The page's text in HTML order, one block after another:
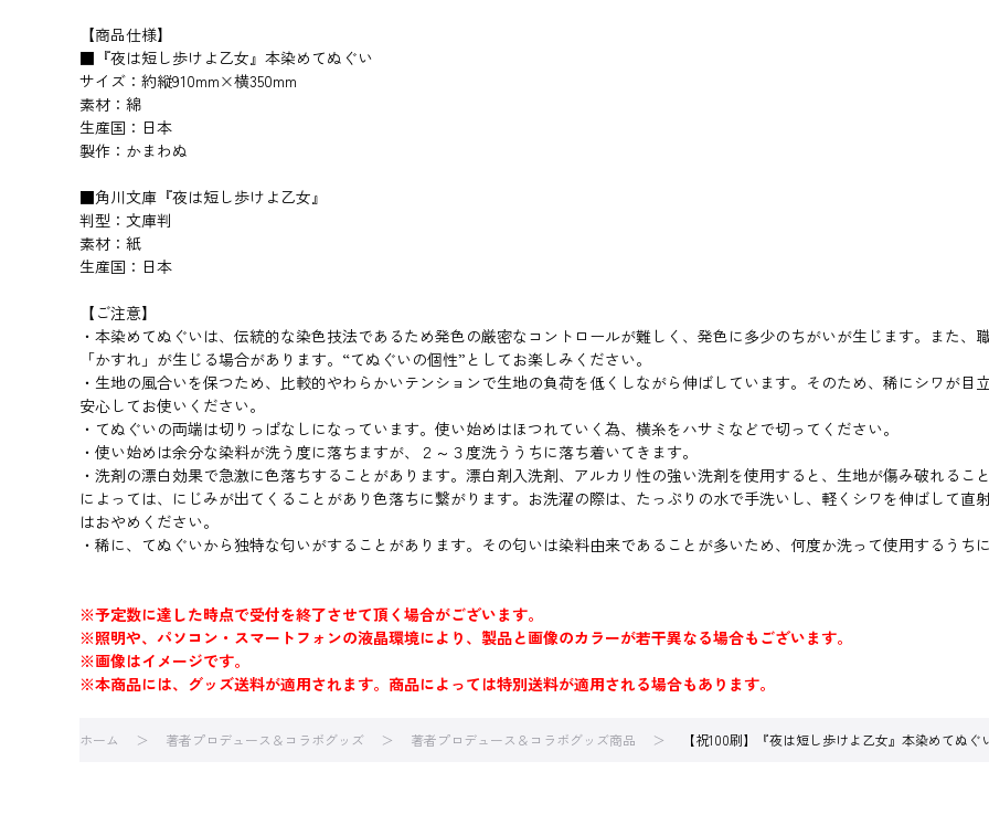
【商品仕様】
■『夜は短し歩けよ乙女』本染めてぬぐい
サイズ：約縦910mm×横350mm
素材：綿
生産国：日本
製作：かまわぬ
■角川文庫『夜は短し歩けよ乙女』
判型：文庫判
素材：紙
生産国：日本
【ご注意】
・本染めてぬぐいは、伝統的な染色技法であるため発色の厳密なコントロールが難しく、発色に多少のちがいが生じます。また
「かすれ」が生じる場合があります。“てぬぐいの個性”としてお楽しみください。
・生地の風合いを保つため、比較的やわらかいテンションで生地の負荷を低くしながら伸ばしています。そのため、稀にシワが目
安心してお使いください。
・てぬぐいの両端は切りっぱなしになっています。使い始めはほつれていく為、横糸をハサミなどで切ってください。
・使い始めは余分な染料が洗う度に落ちますが、２～３度洗ううちに落ち着いてきます。
・洗剤の漂白効果で急激に色落ちすることがあります。漂白剤入洗剤、アルカリ性の強い洗剤を使用すると、生地が傷み破れる
によっては、にじみが出てくることがあり色落ちに繋がります。お洗濯の際は、たっぷりの水で手洗いし、軽くシワを伸ばして
はおやめください。
・稀に、てぬぐいから独特な匂いがすることがあります。その匂いは染料由来であることが多いため、何度か洗って使用するうち
※予定数に達した時点で受付を終了させて頂く場合がございます。
※照明や、パソコン・スマートフォンの液晶環境により、製品と画像のカラーが若干異なる場合もございます。
※画像はイメージです。
※本商品には、グッズ送料が適用されます。商品によっては特別送料が適用される場合もあります。
ホーム 著者プロデュース＆コラボグッズ 著者プロデュース＆コラボグッズ商品 【祝100刷】『夜は短し歩けよ乙女』本染めてぬぐ